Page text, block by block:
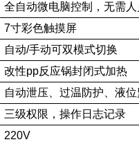
全自动微电脑控制，无需人
7寸彩色触摸屏
自动/手动可双模式切换
改性pp反应锅封闭式加热
自动泄压、过温防护、液位
三级权限，操作日志记录
220V